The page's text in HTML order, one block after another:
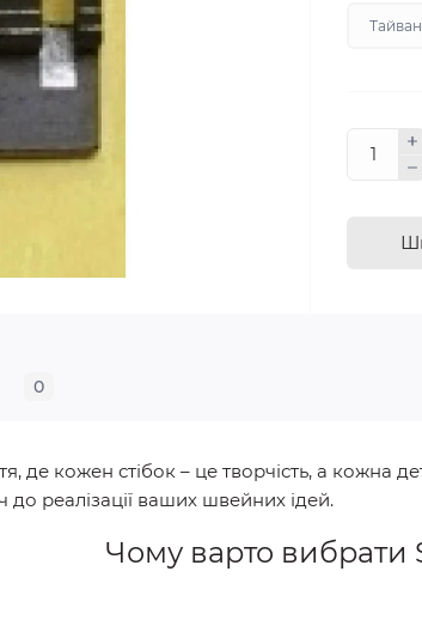
0
де кожен стібок – це творчість, а кожна
реалізації ваших швейних ідей.
Чому варто вибрати